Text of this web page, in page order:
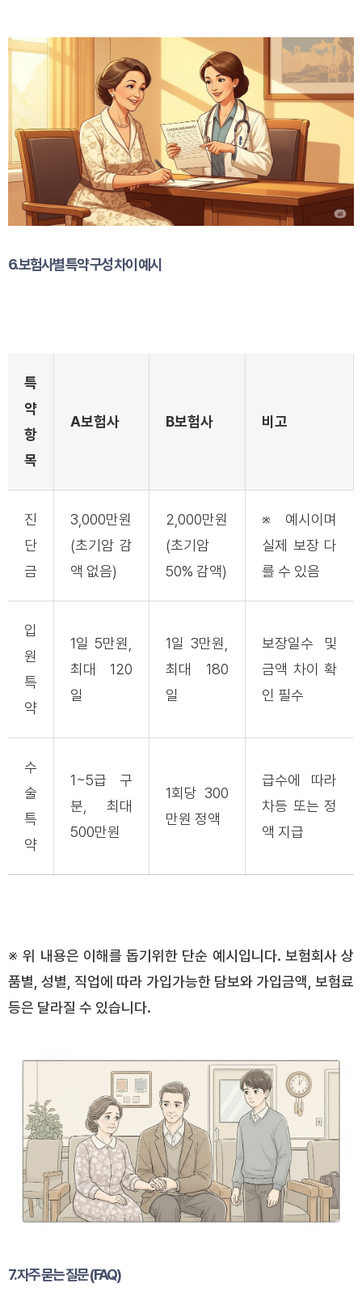
6. 보험사별 특약 구성 차이 예시
특
약
항
목
A보험사 B보험사 비고
진
단
금
3,000만원
(초기암 감
액 없음)
2,000만원
(초기암
50% 감액)
※ 예시이며
실제 보장 다
를 수 있음
입
원
특
약
1일 5만원,
최대 120
일
1일 3만원,
최대 180
일
보장일수 및
금액 차이 확
인 필수
수
술
특
약
1~5급 구
분, 최대
500만원
1회당 300
만원 정액
급수에 따라
차등 또는 정
액 지급
※ 위 내용은 이해를 돕기위한 단순 예시입니다. 보험회사 상
품별, 성별, 직업에 따라 가입가능한 담보와 가입금액, 보험료
등은 달라질 수 있습니다.
7. 자주 묻는 질문 (FAQ)